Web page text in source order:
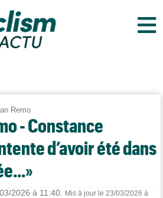
≡
Remo
- Constance
d’avoir été dans
2026 à 11:40.
Mis à jour le 23/03/2026 à